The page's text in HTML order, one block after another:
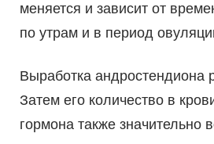
меняется и зависит от
по утрам и в период
Выработка андростендиона
Затем его количество в
гормона также значительно